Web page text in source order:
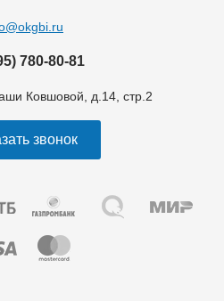
780-80-81
Ковшовой, д.14, стр.2
звонок